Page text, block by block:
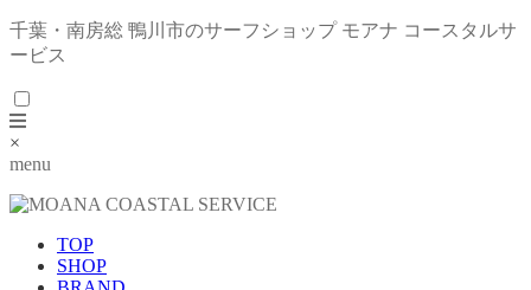
千葉・南房総 鴨川市のサーフショップ モアナ コースタルサ
ービス
×
menu
TOP
SHOP